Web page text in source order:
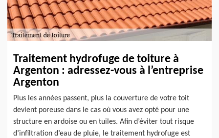
Traitement hydrofuge de toiture à
Argenton : adressez-vous à l’entreprise
Argenton
Plus les années passent, plus la couverture de votre toit
devient poreuse dans le cas où vous avez opté pour une
structure en ardoise ou en tuiles. Afin d’éviter tout risque
d’infiltration d’eau de pluie, le traitement hydrofuge est